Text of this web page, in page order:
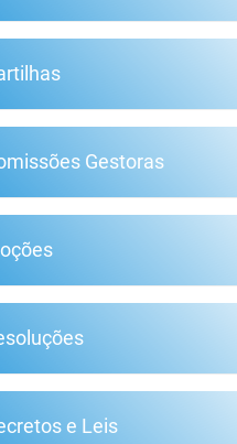
Gestoras
e Leis